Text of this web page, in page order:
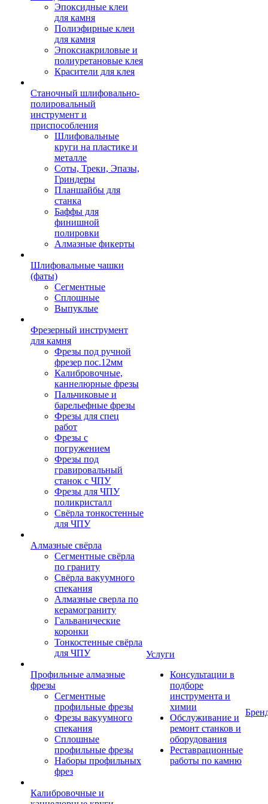
Эпоксидные клеи
для камня
Полиэфирные клеи
для камня
Эпоксиакриловые и
полиуретановые клея
Красители для клея
Станочный шлифовально-
полировальный
инструмент и
приспособления
Шлифовальные
круги на пластике и
металле
Соты, Треки, Эпазы,
Гриндеры
Планшайбы для
станка
Баффы для
финишной
полировки
Алмазные фикерты
Шлифовальные чашки
(фаты)
Сегментные
Сплошные
Выпуклые
Фрезерный инструмент
для камня
Фрезы под ручной
фрезер пос.12мм
Калибровочные,
каннелюрные фрезы
Пальчиковые и
барельефные фрезы
Фрезы для спец
работ
Фрезы с
погружением
Фрезы под
гравировальный
станок с ЧПУ
Фрезы для ЧПУ
поликристалл
Свёрла тонкостенные
для ЧПУ
Алмазные свёрла
Сегментные свёрла
по граниту
Свёрла вакуумного
спекания
Алмазные сверла по
керамограниту
Гальванические
коронки
Тонкостенные свёрла
для ЧПУ
Профильные алмазные
фрезы
Сегментные
профильные фрезы
Фрезы вакуумного
спекания
Сплошные
профильные фрезы
Наборы профильных
фрез
Калибровочные и
Услуги
Консультации в
подборе
инструмента и
химии
Обслуживание и
ремонт станков и
оборудования
Реставрационные
работы по камню